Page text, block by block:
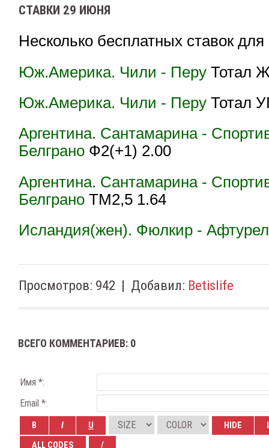
СТАВКИ 29 ИЮНЯ
Несколько бесплатных ставок
Юж.Америка. Чили - Перу Тотал
Юж.Америка. Чили - Перу Тотал
Аргентина. Сантамарина -
Белграно Ф2(+1) 2.00
Аргентина. Сантамарина -
Белграно ТМ2,5 1.64
Исландия(жен). Фюлкир -
Просмотров: 942 | Добавил: Betislife
ВСЕГО КОММЕНТАРИЕВ: 0
Имя *:
Email *: